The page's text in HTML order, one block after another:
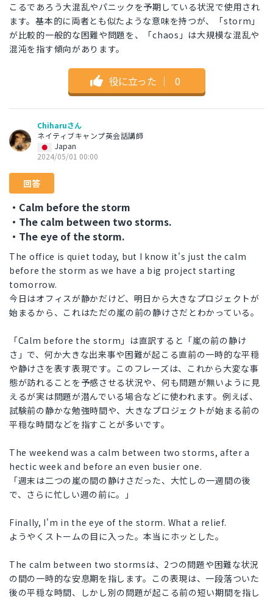
こるであろう大混乱やパニックを予期している状況で使用され
ます。基本的に両者とも似たような意味を持つが、「storm」
が比較的一般的な困難や問題を、「chaos」は大規模な混乱や
混沌を指す傾向があります。
役に立った ｜ 0
Chiharuさん
ネイティブキャンプ英会話講師
Japan
2024/05/01 00:00
回答
・Calm before the storm
・The calm between two storms.
・The eye of the storm.
The office is quiet today, but I know it's just the calm
before the storm as we have a big project starting
tomorrow.
今日はオフィスが静かだけど、明日から大きなプロジェクトが
始まるから、これはただの嵐の前の静けさだとわかっている。
「Calm before the storm」は直訳すると「嵐の前の静け
さ」で、何か大きな出来事や困難が起こる直前の一時的な平穏
や静けさを表す表現です。このフレーズは、これから大変な事
態が訪れることを予感させる状況や、何も問題が無いように見
えるが実は問題が潜んでいる場合などに使われます。例えば、
試験前の静かな勉強時間や、大きなプロジェクトが始まる前の
平穏な時間などを指すことが多いです。
The weekend was a calm between two storms, after a
hectic week and before an even busier one.
「週末は二つの嵐の間の静けさだった、大忙しの一週間の後
で、さらに忙しい週の前に。」
Finally, I'm in the eye of the storm. What a relief.
ようやくストームの目に入った。本当にホッとした。
The calm between two stormsは、2つの問題や困難な状況
の間の一時的な安息期を指します。この表現は、一段落ついた
後の平穏な時間、しかし別の問題が起こる前の短い期間を指し